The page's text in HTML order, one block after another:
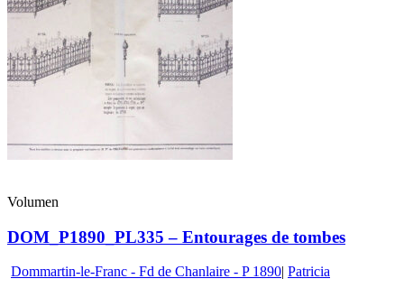
Volumen
DOM_P1890_PL335 – Entourages de tombes
Dommartin-le-Franc - Fd de Chanlaire - P 1890| Patricia